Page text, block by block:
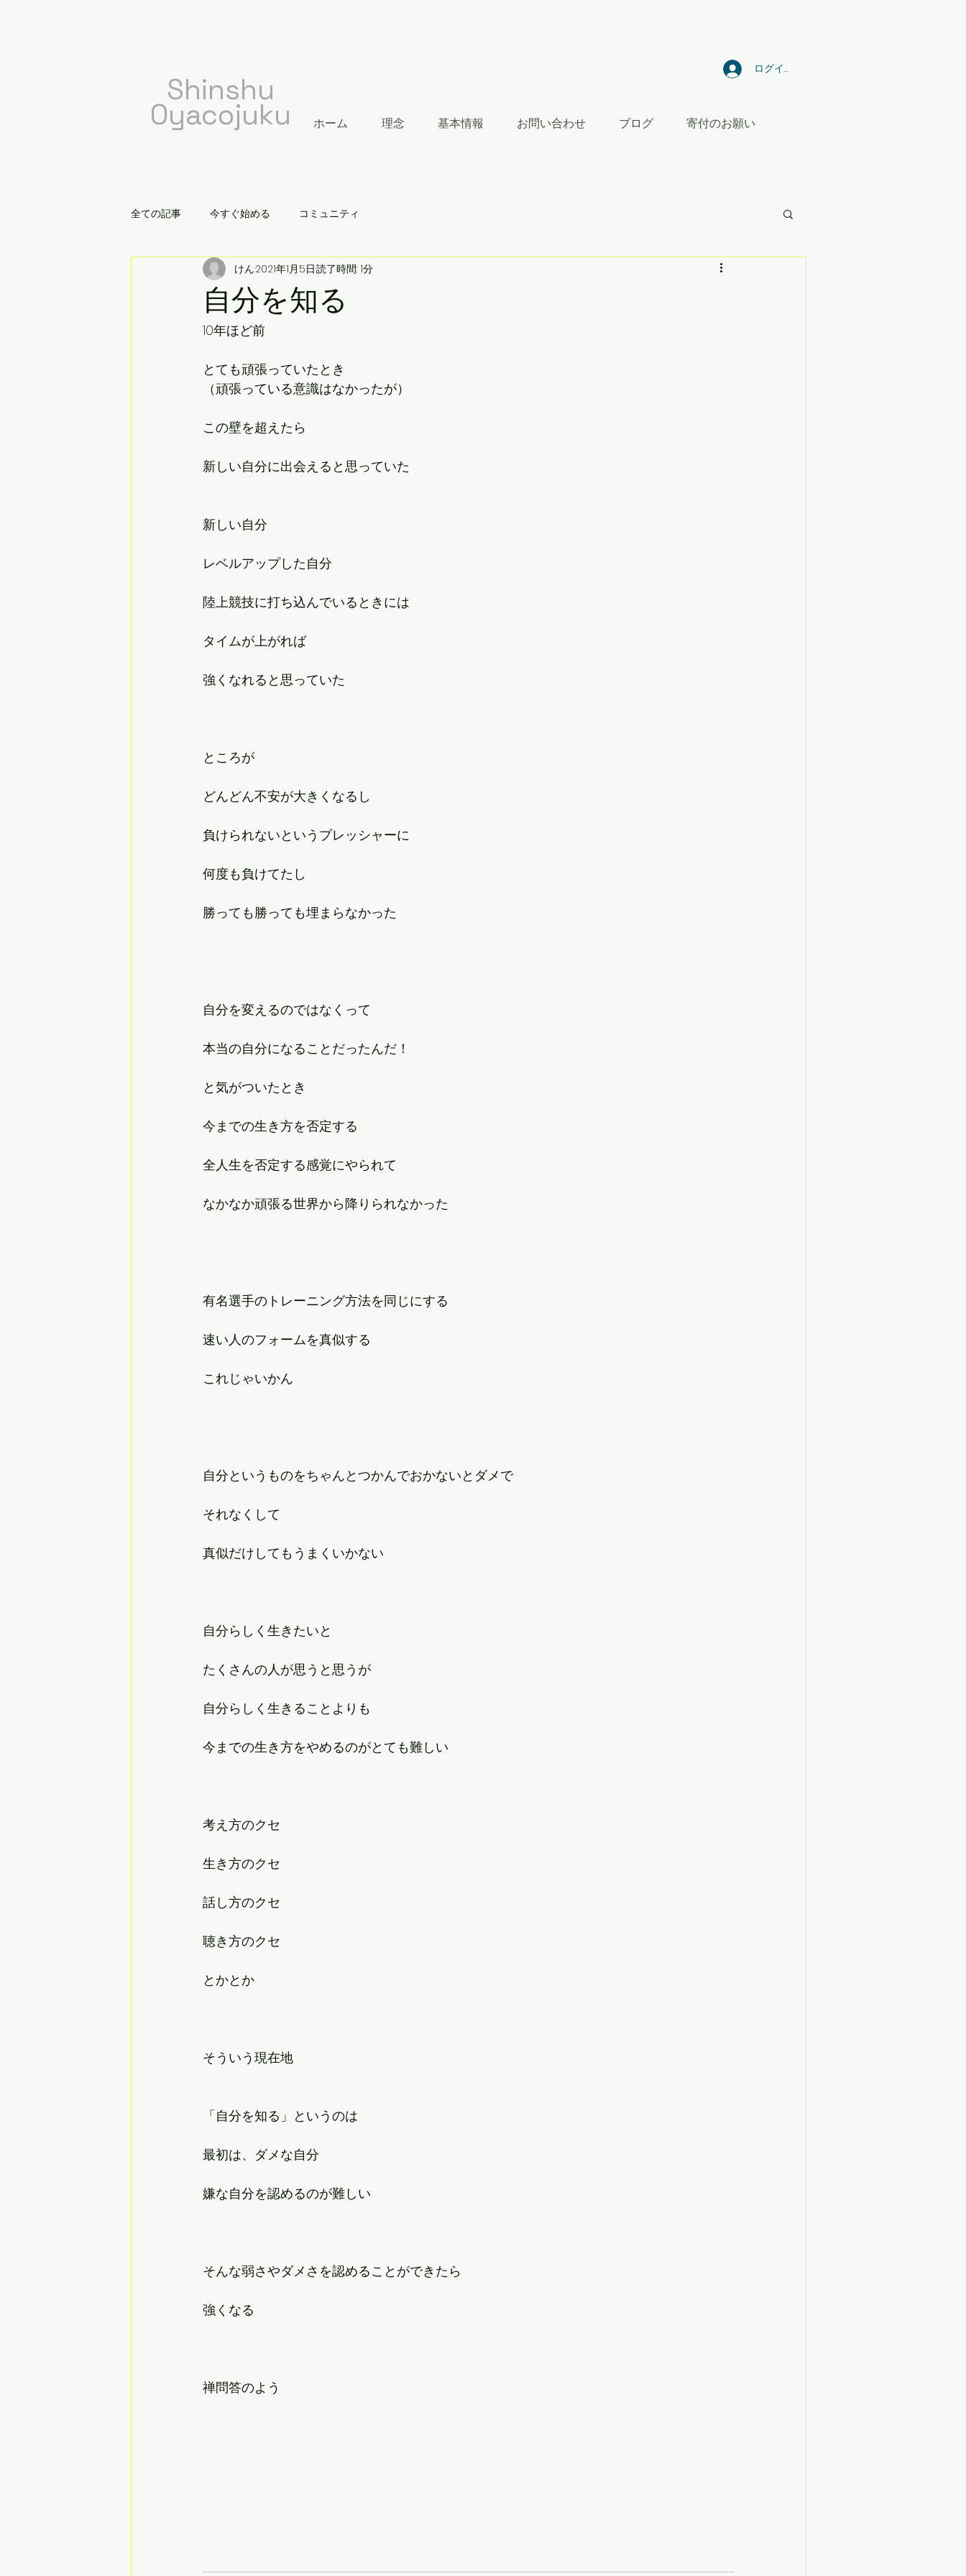
​Shinshu
Oyacojuku
ログイン
ホーム 理念 基本情報 お問い合わせ ブログ 寄付のお願い
全ての記事 今すぐ始める コミュニティ
自分を知る
けん2021年1月5日読了時間: 1分
10年ほど前
とても頑張っていたとき
（頑張っている意識はなかったが）
この壁を超えたら
新しい自分に出会えると思っていた
新しい自分
レベルアップした自分
陸上競技に打ち込んでいるときには
タイムが上がれば
強くなれると思っていた
ところが
どんどん不安が大きくなるし
負けられないというプレッシャーに
何度も負けてたし
勝っても勝っても埋まらなかった
自分を変えるのではなくって
本当の自分になることだったんだ！
と気がついたとき
今までの生き方を否定する
全人生を否定する感覚にやられて
なかなか頑張る世界から降りられなかった
有名選手のトレーニング方法を同じにする
速い人のフォームを真似する
これじゃいかん
自分というものをちゃんとつかんでおかないとダメで
それなくして
真似だけしてもうまくいかない
自分らしく生きたいと
たくさんの人が思うと思うが
自分らしく生きることよりも
今までの生き方をやめるのがとても難しい
考え方のクセ
生き方のクセ
話し方のクセ
聴き方のクセ
とかとか
そういう現在地
「自分を知る」というのは
最初は、ダメな自分
嫌な自分を認めるのが難しい
そんな弱さやダメさを認めることができたら
強くなる
禅問答のよう